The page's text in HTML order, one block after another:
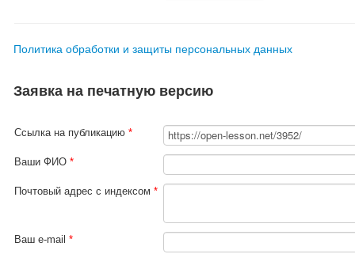
Политика обработки и защиты персональных данных
Заявка на печатную версию
Ссылка на публикацию*
Ваши ФИО*
Почтовый адрес с индексом*
Ваш e-mail*